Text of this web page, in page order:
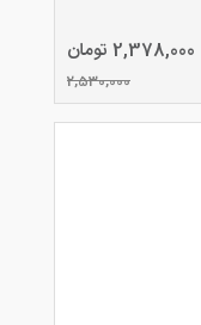
2,378,000 تومان
2,530,000